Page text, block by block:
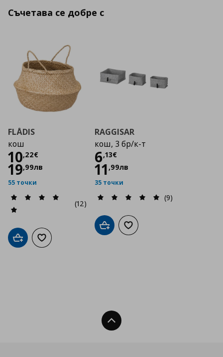
Съчетава се добре с
FLÅDIS
кош
10,22€
Цена
19,99лв
55 точки
(12)
Добави в кошницата
Добави към списъка с любими
RAGGISAR
кош, 3 бр/к-т
6,13€
Цена
11 ,99лв
35 точки
(9)
Добави в кошницата
Добави към списъка с
Нагоре